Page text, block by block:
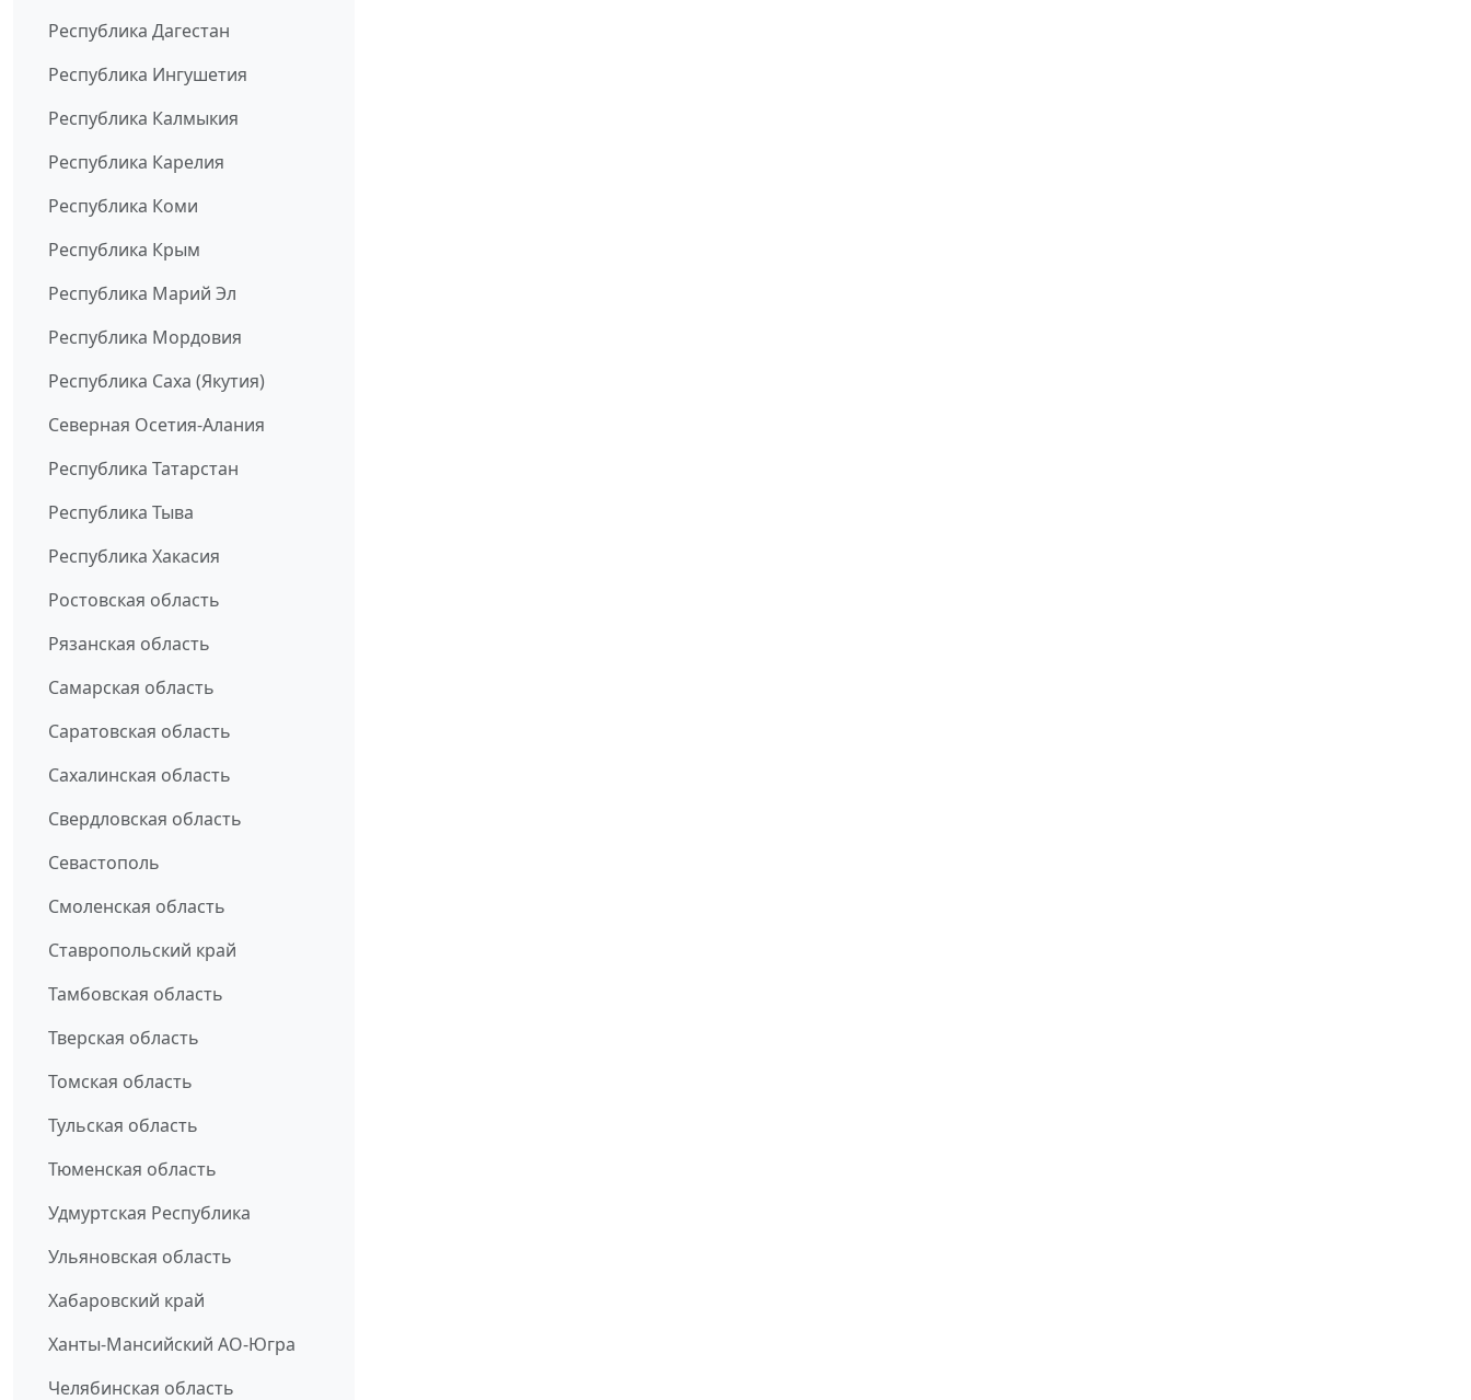
Республика Дагестан
Республика Ингушетия
Республика Калмыкия
Республика Карелия
Республика Коми
Республика Крым
Республика Марий Эл
Республика Мордовия
Республика Саха (Якутия)
Северная Осетия-Алания
Республика Татарстан
Республика Тыва
Республика Хакасия
Ростовская область
Рязанская область
Самарская область
Саратовская область
Сахалинская область
Свердловская область
Севастополь
Смоленская область
Ставропольский край
Тамбовская область
Тверская область
Томская область
Тульская область
Тюменская область
Удмуртская Республика
Ульяновская область
Хабаровский край
Ханты-Мансийский АО-Югра
Челябинская область